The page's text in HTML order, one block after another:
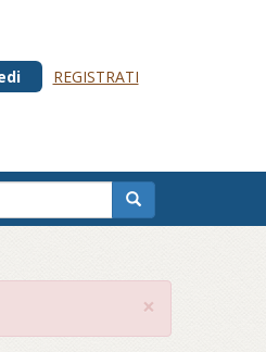
REGISTRATI
×